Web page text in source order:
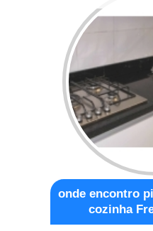
onde encontro
cozinha